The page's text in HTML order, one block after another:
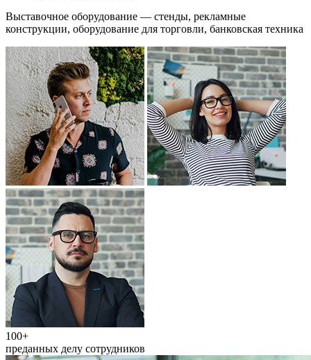
Выставочное оборудование — стенды, рекламные
конструкции, оборудование для торговли, банковская техника
100+
преданных делу сотрудников